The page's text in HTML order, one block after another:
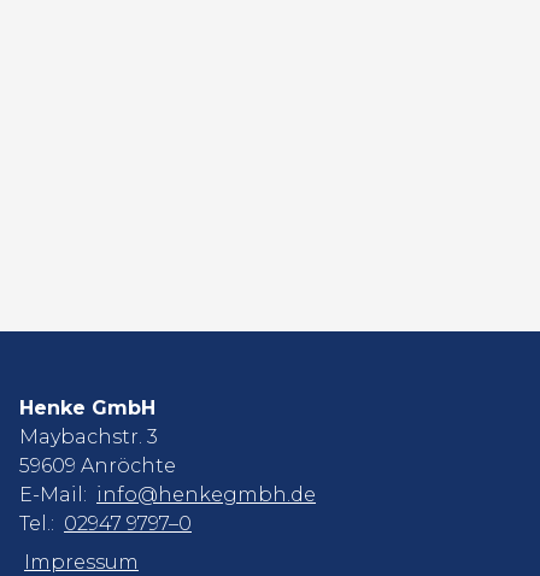
Henke GmbH
Maybachstr. 3
59609 Anröchte
E-Mail: info@henkegmbh.de
Tel.: 02947 9797–0
Impressum